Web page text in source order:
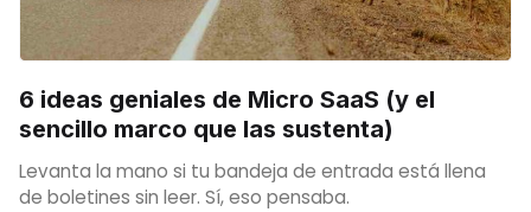
6 ideas geniales de Micro SaaS (y el
sencillo marco que las sustenta)
Levanta la mano si tu bandeja de entrada está llena
de boletines sin leer. Sí, eso pensaba.